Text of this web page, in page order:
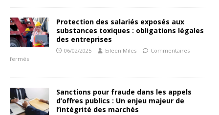
Protection des salariés exposés aux
substances toxiques : obligations légales
des entreprises
06/02/2025 Eileen Miles
Commentaires
fermés
Sanctions pour fraude dans les appels
d’offres publics : Un enjeu majeur de
l’intégrité des marchés